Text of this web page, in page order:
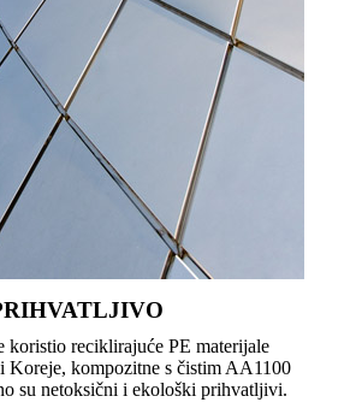
reciklirajuće PE materijale
Koreje, kompozitne s čistim AA1100
su netoksični i ekološki prihvatljivi.